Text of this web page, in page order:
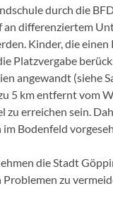
durch die
an differenziertem
Kinder, die
Platzvergabe
angewandt (siehe
5 km entfernt vom
zu erreichen sein.
Bodenfeld
die Stadt
zu